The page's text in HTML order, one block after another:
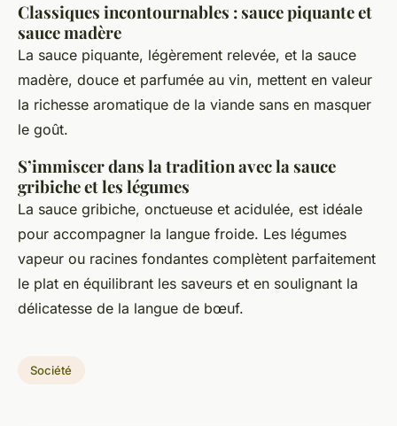
Classiques incontournables : sauce piquante et
sauce madère
La sauce piquante, légèrement relevée, et la sauce
madère, douce et parfumée au vin, mettent en valeur
la richesse aromatique de la viande sans en masquer
le goût.
S’immiscer dans la tradition avec la sauce
gribiche et les légumes
La sauce gribiche, onctueuse et acidulée, est idéale
pour accompagner la langue froide. Les légumes
vapeur ou racines fondantes complètent parfaitement
le plat en équilibrant les saveurs et en soulignant la
délicatesse de la langue de bœuf.
Société